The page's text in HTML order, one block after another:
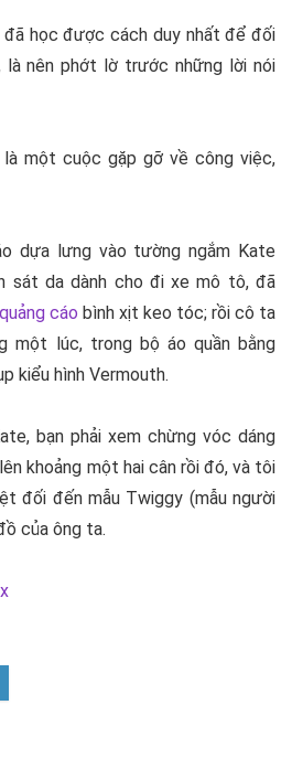
đã học được cách duy nhất để đối
là nên phớt lờ trước những lời nói
một cuộc gặp gỡ về công việc,
dựa lưng vào tường ngắm Kate
sát da dành cho đi xe mô tô, đã
quảng cáo bình xịt keo tóc; rồi cô ta
một lúc, trong bộ áo quần bằng
kiểu hình Vermouth.
bạn phải xem chừng vóc dáng
khoảng một hai cân rồi đó, và tôi
đối đến mẫu Twiggy (mẫu người
của ông ta.